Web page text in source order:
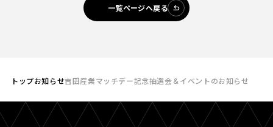
一覧ページへ戻る
トップお知らせ吉田産業マッチデー記念抽選会＆イベントのお知らせ